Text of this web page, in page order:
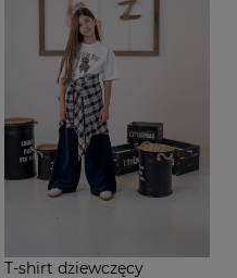
T-shirt dziewczęcy